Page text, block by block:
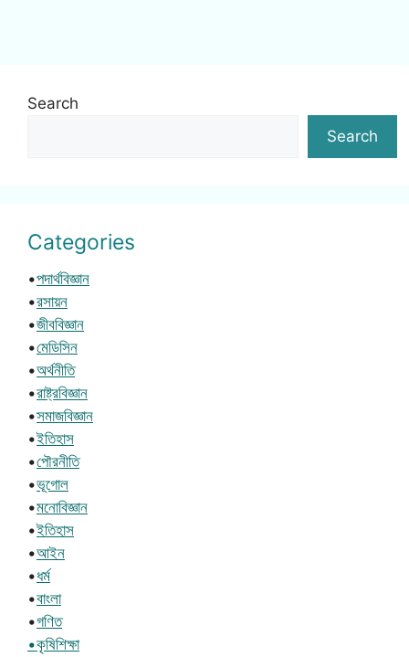
Search
Search
Categories
•পদার্থবিজ্ঞান
•রসায়ন
•জীববিজ্ঞান
•মেডিসিন
•অর্থনীতি
•রাষ্ট্রবিজ্ঞান
•সমাজবিজ্ঞান
•ইতিহাস
•পৌরনীতি
•ভূগোল
•মনোবিজ্ঞান
•ইতিহাস
•আইন
•ধর্ম
•বাংলা
•গণিত
•কৃষিশিক্ষা